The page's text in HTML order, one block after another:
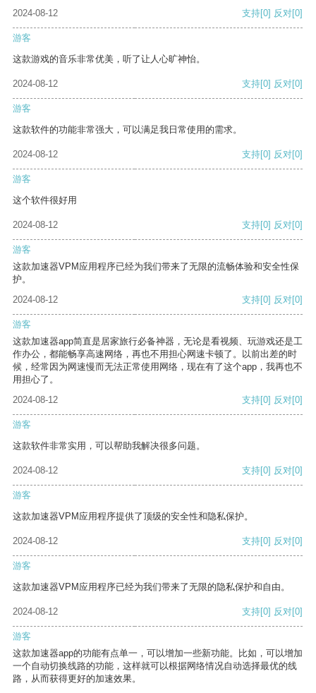
2024-08-12
支持[0] 反对[0]
游客
这款游戏的音乐非常优美，听了让人心旷神怡。
2024-08-12 支持[0] 反对[0]
游客
这款软件的功能非常强大，可以满足我日常使用的需求。
2024-08-12 支持[0] 反对[0]
游客
这个软件很好用
2024-08-12 支持[0] 反对[0]
游客
这款加速器VPM应用程序已经为我们带来了无限的流畅体验和安全性保
护。
2024-08-12
支持[0] 反对[0]
游客
这款加速器app简直是居家旅行必备神器，无论是看视频、玩游戏还是工
作办公，都能畅享高速网络，再也不用担心网速卡顿了。以前出差的时
候，经常因为网速慢而无法正常使用网络，现在有了这个app，我再也不
用担心了。
2024-08-12
支持[0] 反对[0]
游客
这款软件非常实用，可以帮助我解决很多问题。
2024-08-12 支持[0] 反对[0]
游客
这款加速器VPM应用程序提供了顶级的安全性和隐私保护。
2024-08-12 支持[0] 反对[0]
游客
这款加速器VPM应用程序已经为我们带来了无限的隐私保护和自由。
2024-08-12 支持[0] 反对[0]
游客
这款加速器app的功能有点单一，可以增加一些新功能。比如，可以增加
一个自动切换线路的功能，这样就可以根据网络情况自动选择最优的线
路，从而获得更好的加速效果。